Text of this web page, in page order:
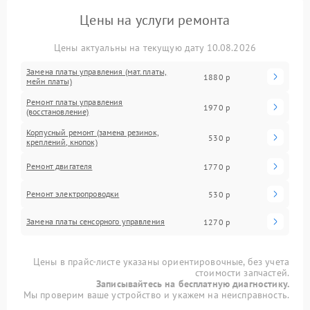
Цены на услуги ремонта
Цены актуальны на текущую дату 10.08.2026
Замена платы управления (мат.платы,
мейн платы)
1880 р
Ремонт платы управления
(восстановление)
1970 р
Корпусный ремонт (замена резинок,
креплений, кнопок)
530 р
Ремонт двигателя 1770 р
Ремонт электропроводки 530 р
Замена платы сенсорного управления 1270 р
Цены в прайс-листе указаны ориентировочные, без учета
стоимости запчастей.
Записывайтесь на бесплатную диагностику.
Мы проверим ваше устройство и укажем на неисправность.